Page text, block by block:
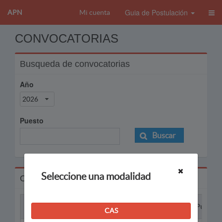
APN Mi cuenta Guia de Postulación
CONVOCATORIAS
Busqueda de convocatorias
Año
2026
Puesto
Buscar
Convocatorias
Puesto
Seleccione una modalidad
CAS